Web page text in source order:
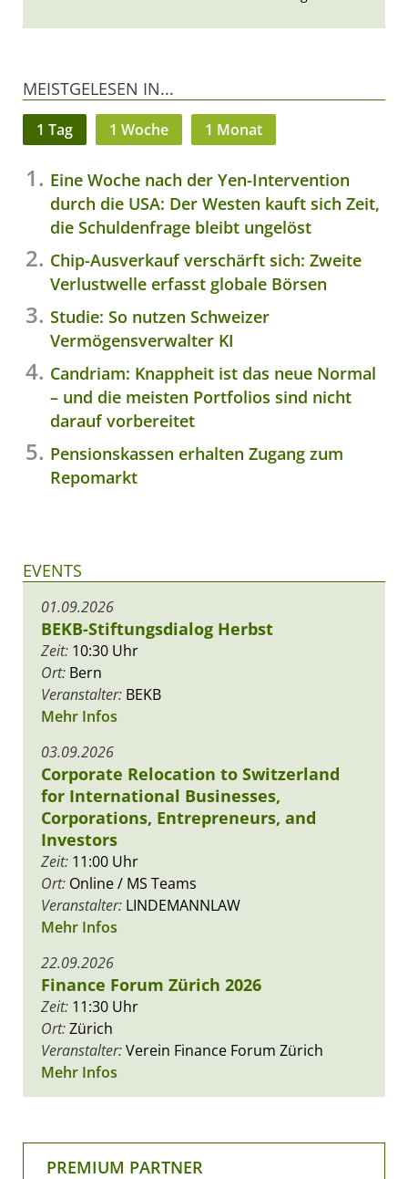
MEISTGELESEN IN...
1 Tag 1 Woche 1 Monat
Eine Woche nach der Yen-Intervention
durch die USA: Der Westen kauft sich Zeit,
die Schuldenfrage bleibt ungelöst
Chip-Ausverkauf verschärft sich: Zweite
Verlustwelle erfasst globale Börsen
Studie: So nutzen Schweizer
Vermögensverwalter KI
Candriam: Knappheit ist das neue Normal
– und die meisten Portfolios sind nicht
darauf vorbereitet
Pensionskassen erhalten Zugang zum
Repomarkt
EVENTS
01.09.2026
BEKB-Stiftungsdialog Herbst
Zeit: 10:30 Uhr
Ort: Bern
Veranstalter: BEKB
Mehr Infos
03.09.2026
Corporate Relocation to Switzerland
for International Businesses,
Corporations, Entrepreneurs, and
Investors
Zeit: 11:00 Uhr
Ort: Online / MS Teams
Veranstalter: LINDEMANNLAW
Mehr Infos
22.09.2026
Finance Forum Zürich 2026
Zeit: 11:30 Uhr
Ort:Zürich
Veranstalter:Verein Finance Forum Zürich
Mehr Infos
PREMIUM PARTNER